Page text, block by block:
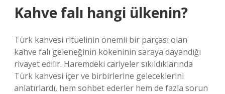
Kahve falı hangi ülkenin?
Türk kahvesi ritüelinin önemli bir parçası olan
kahve falı geleneğinin kökeninin saraya dayandığı
rivayet edilir. Haremdeki cariyeler sıkıldıklarında
Türk kahvesi içer ve birbirlerine geleceklerini
anlatırlardı, hem sohbet ederler hem de fazla sorun